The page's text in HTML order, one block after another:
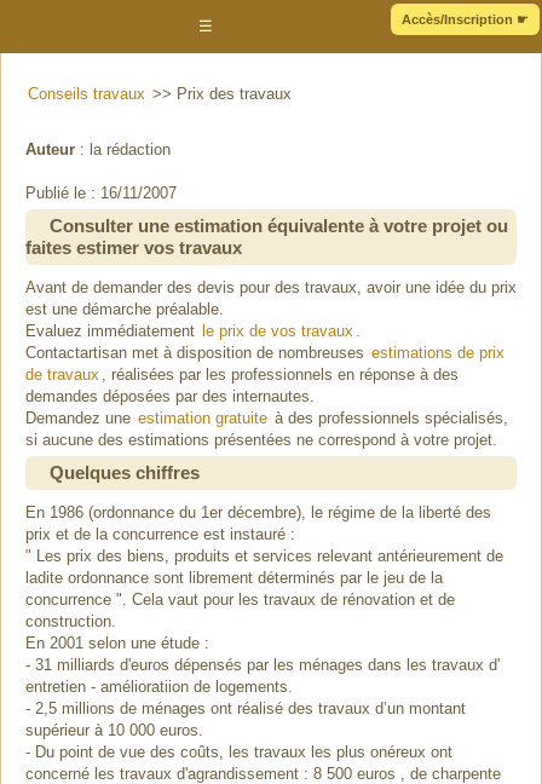
Accès/Inscription ☛
☰
Conseils travaux >> Prix des travaux
Auteur : la rédaction
Publié le : 16/11/2007
Consulter une estimation équivalente à votre projet ou
faites estimer vos travaux
Avant de demander des devis pour des travaux, avoir une idée du prix
est une démarche préalable.
Evaluez immédiatement
le prix de vos travaux .
Contactartisan met à disposition de nombreuses estimations de prix
de travaux , réalisées par les professionnels en réponse à des
demandes déposées par des internautes.
Demandez une estimation gratuite à des professionnels spécialisés,
si aucune des estimations présentées ne correspond à votre projet.
Quelques chiffres
En 1986 (ordonnance du 1er décembre), le régime de la liberté des
prix et de la concurrence est instauré :
" Les prix des biens, produits et services relevant antérieurement de
ladite ordonnance sont librement déterminés par le jeu de la
concurrence ". Cela vaut pour les travaux de rénovation et de
construction.
En 2001 selon une étude :
- 31 milliards d'euros dépensés par les ménages dans les travaux d'
entretien - amélioratiion de logements.
- 2,5 millions de ménages ont réalisé des travaux d’un montant
supérieur à 10 000 euros.
- Du point de vue des coûts, les travaux les plus onéreux ont
concerné les travaux d'agrandissement : 8 500 euros , de charpente